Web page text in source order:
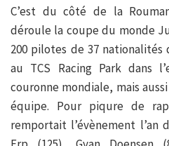
C’est du côté de la
déroule la coupe du monde
200 pilotes de 37
au TCS Racing Park dans
couronne mondiale, mais
équipe. Pour piqure de
remportait l’évènement l’an